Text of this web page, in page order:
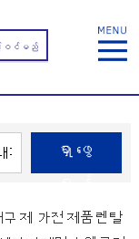
င့်ဝင်မည်
ရှာဖွေ
제 가전제품렌탈